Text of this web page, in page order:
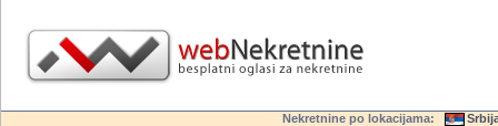
Nekretnine po lokacijama: